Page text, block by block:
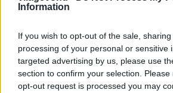
Information
If you wish to opt-out of the sale,
processing of your personal or sensitive
targeted advertising by us, please use
section to confirm your selection.
opt-out request is processed you may
Rica, Karib-tenger) mindenhol,…
Itt vannak a budapesti
csillagok! Elsőként a
világevő•2012. március 14.